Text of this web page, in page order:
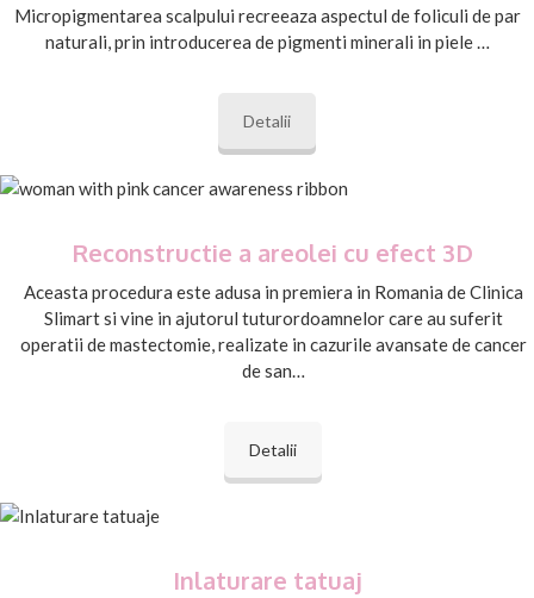
Micropigmentarea scalpului recreeaza aspectul de foliculi de par
naturali, prin introducerea de pigmenti minerali in piele …
Detalii
Reconstructie a areolei cu efect 3D
Aceasta procedura este adusa in premiera in Romania de Clinica
Slimart si vine in ajutorul tuturordoamnelor care au suferit
operatii de mastectomie, realizate in cazurile avansate de cancer
de san…
Detalii
Inlaturare tatuaj